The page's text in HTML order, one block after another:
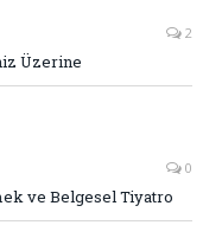
2
Üzerine
0
ve Belgesel Tiyatro